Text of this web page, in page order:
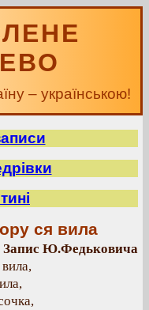
– українською!
ся вила
Запис Ю.Федьковича